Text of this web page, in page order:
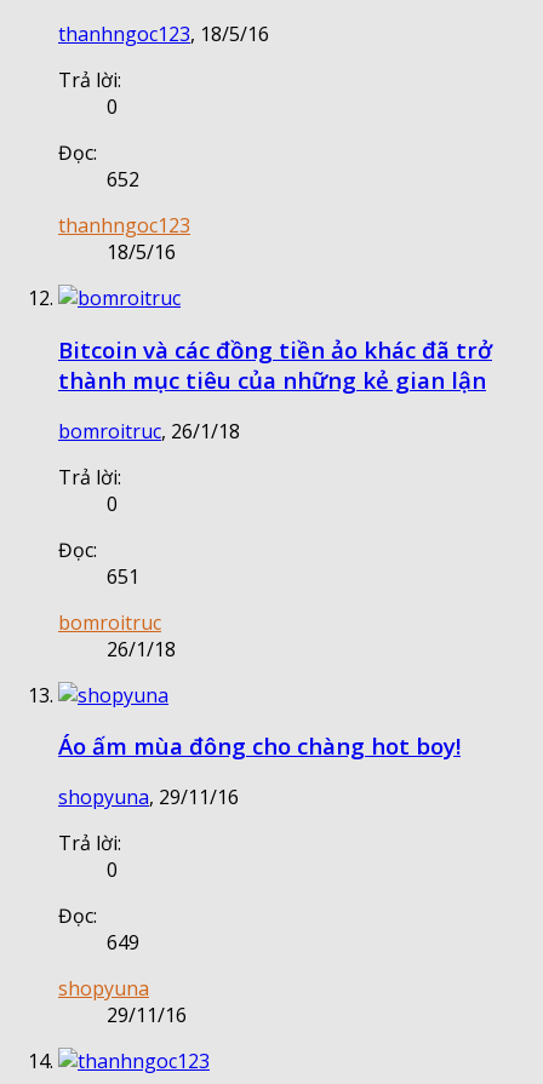
thanhngoc123, 18/5/16
Trả lời:
0
Đọc:
652
thanhngoc123
18/5/16
Bitcoin và các đồng tiền ảo khác đã trở
thành mục tiêu của những kẻ gian lận
bomroitruc, 26/1/18
Trả lời:
0
Đọc:
651
bomroitruc
26/1/18
Áo ấm mùa đông cho chàng hot boy!
shopyuna, 29/11/16
Trả lời:
0
Đọc:
649
shopyuna
29/11/16